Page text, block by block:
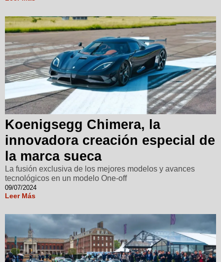
Koenigsegg Chimera, la
innovadora creación especial de
la marca sueca
La fusión exclusiva de los mejores modelos y avances
tecnológicos en un modelo One-off
09/07/2024
Leer Más